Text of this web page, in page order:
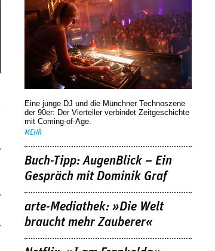
Eine junge DJ und die Münchner Technoszene
der 90er: Der Vierteiler verbindet Zeitgeschichte
mit Coming-of-Age.
MEHR
Buch-Tipp: AugenBlick – Ein
Gespräch mit Dominik Graf
arte-Mediathek: »Die Welt
braucht mehr Zauberer«